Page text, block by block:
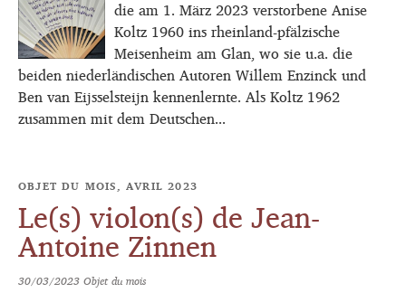
die am 1. März 2023 verstorbene Anise
Koltz 1960 ins rheinland-pfälzische
Meisenheim am Glan, wo sie u.a. die
beiden niederländischen Autoren Willem Enzinck und
Ben van Eijsselsteijn kennenlernte. Als Koltz 1962
zusammen mit dem Deutschen...
OBJET DU MOIS, AVRIL 2023
Le(s) violon(s) de Jean-
Antoine Zinnen
30/03/2023Objet du mois